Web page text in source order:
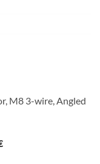
M8 3-wire, Angled